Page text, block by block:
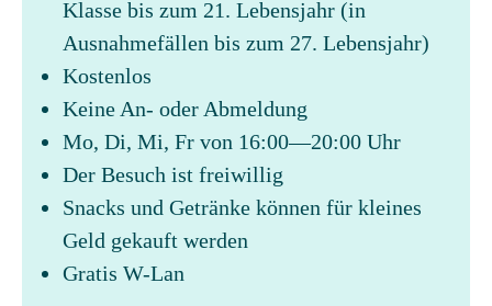
Klasse bis zum 21. Lebensjahr (in
Ausnahmefällen bis zum 27. Lebensjahr)
Kostenlos
Keine An- oder Abmeldung
Mo, Di, Mi, Fr von 16:00—20:00 Uhr
Der Besuch ist freiwillig
Snacks und Getränke können für kleines
Geld gekauft werden
Gratis W-Lan